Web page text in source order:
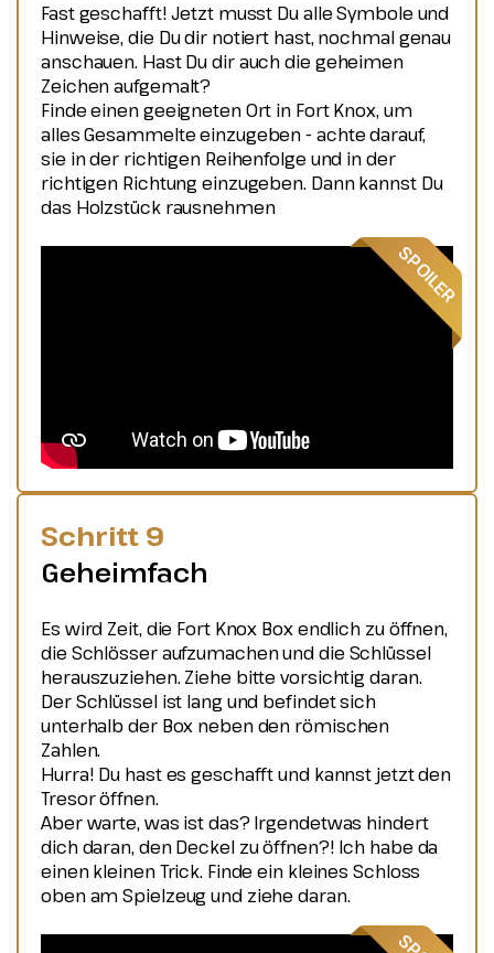
Fast geschafft! Jetzt musst Du alle Symbole und
Hinweise, die Du dir notiert hast, nochmal genau
anschauen. Hast Du dir auch die geheimen
Zeichen aufgemalt?
Finde einen geeigneten Ort in Fort Knox, um
alles Gesammelte einzugeben - achte darauf,
sie in der richtigen Reihenfolge und in der
richtigen Richtung einzugeben. Dann kannst Du
das Holzstück rausnehmen
Schritt 9
Geheimfach
Es wird Zeit, die Fort Knox Box endlich zu öffnen,
die Schlösser aufzumachen und die Schlüssel
herauszuziehen. Ziehe bitte vorsichtig daran.
Der Schlüssel ist lang und befindet sich
unterhalb der Box neben den römischen
Zahlen.
Hurra! Du hast es geschafft und kannst jetzt den
Tresor öffnen.
Aber warte, was ist das? Irgendetwas hindert
dich daran, den Deckel zu öffnen?! Ich habe da
einen kleinen Trick. Finde ein kleines Schloss
oben am Spielzeug und ziehe daran.